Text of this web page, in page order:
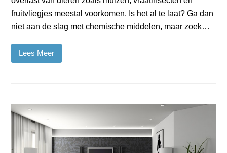
fruitvliegjes meestal voorkomen. Is het al te laat? Ga dan
niet aan de slag met chemische middelen, maar zoek…
Lees Meer